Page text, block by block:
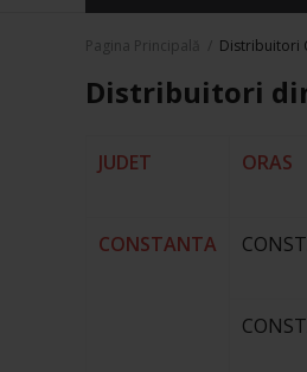
Pagina Principală Distribuitori
Distribuitori
JUDET ORAS
CONSTANTA